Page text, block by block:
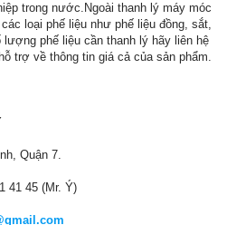
trong nước.Ngoài thanh lý máy móc
loại phế liệu như phế liệu đồng, sắt,
phế liệu cần thanh lý hãy liên hệ
trợ về thông tin giá cả của sản phẩm.
Quận 7.
41 45 (Mr. Ý)